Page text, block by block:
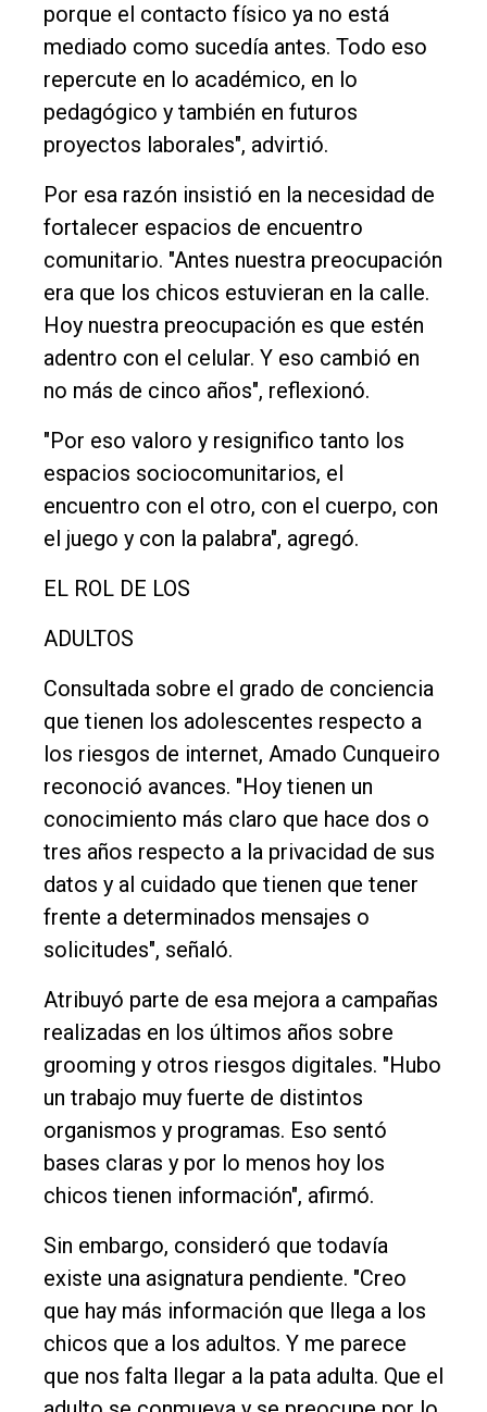
porque el contacto físico ya no está
mediado como sucedía antes. Todo eso
repercute en lo académico, en lo
pedagógico y también en futuros
proyectos laborales", advirtió.
Por esa razón insistió en la necesidad de
fortalecer espacios de encuentro
comunitario. "Antes nuestra preocupación
era que los chicos estuvieran en la calle.
Hoy nuestra preocupación es que estén
adentro con el celular. Y eso cambió en
no más de cinco años", reflexionó.
"Por eso valoro y resignifico tanto los
espacios sociocomunitarios, el
encuentro con el otro, con el cuerpo, con
el juego y con la palabra", agregó.
EL ROL DE LOS
ADULTOS
Consultada sobre el grado de conciencia
que tienen los adolescentes respecto a
los riesgos de internet, Amado Cunqueiro
reconoció avances. "Hoy tienen un
conocimiento más claro que hace dos o
tres años respecto a la privacidad de sus
datos y al cuidado que tienen que tener
frente a determinados mensajes o
solicitudes", señaló.
Atribuyó parte de esa mejora a campañas
realizadas en los últimos años sobre
grooming y otros riesgos digitales. "Hubo
un trabajo muy fuerte de distintos
organismos y programas. Eso sentó
bases claras y por lo menos hoy los
chicos tienen información", afirmó.
Sin embargo, consideró que todavía
existe una asignatura pendiente. "Creo
que hay más información que llega a los
chicos que a los adultos. Y me parece
que nos falta llegar a la pata adulta. Que el